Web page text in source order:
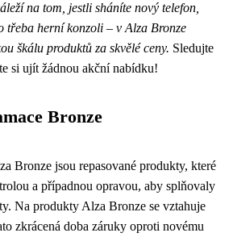
na tom, jestli sháníte nový telefon,
třeba herní konzoli – v Alza Bronze
škálu produktů za skvělé ceny. Sledujte
si ujít žádnou akční nabídku!
Bronze
Bronze jsou repasované produkty, které
a případnou opravou, aby splňovaly
Na produkty Alza Bronze se vztahuje
zkrácená doba záruky oproti novému